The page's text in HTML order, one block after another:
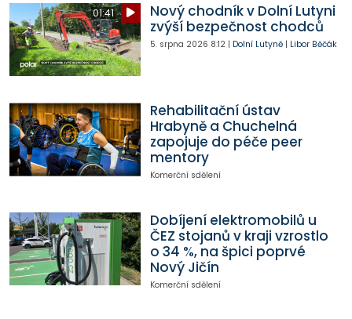
01:41
Nový chodník v Dolní Lutyni
zvýší bezpečnost chodců
5. srpna 2026 8:12| Dolní Lutyně| Libor Běčák
Rehabilitační ústav
Hrabyně a Chuchelná
zapojuje do péče peer
mentory
Komerční sdělení
Dobíjení elektromobilů u
ČEZ stojanů v kraji vzrostlo
o 34 %, na špici poprvé
Nový Jičín
Komerční sdělení